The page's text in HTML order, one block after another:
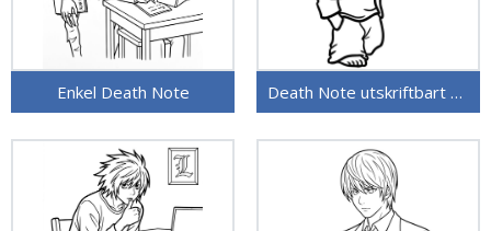
Enkel Death Note Death Note utskriftbart bilde